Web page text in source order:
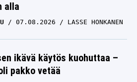
alla
07.08.2026 LASSE HONKANEN
ikävä käytös kuohuttaa –
pakko vetää